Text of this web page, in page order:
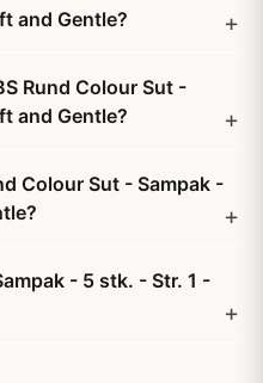
and Gentle?
Rund Colour Sut -
and Gentle?
Colour Sut - Sampak -
- 5 stk. - Str. 1 -